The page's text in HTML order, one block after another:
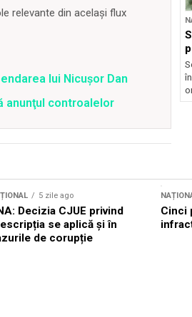
relevante din același flux
lui Nicușor Dan
anunţul controalelor
5 zile ago
Decizia CJUE privind
se aplică și în
de corupție
Cinci